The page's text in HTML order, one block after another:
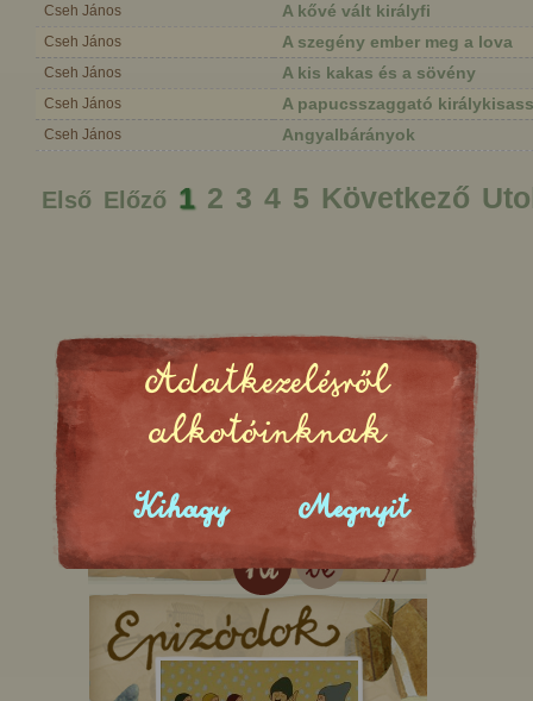
Cseh János A kővé vált királyfi
Cseh János A szegény ember meg a lova
Cseh János A kis kakas és a sövény
Cseh János A papucsszaggató
Cseh János Angyalbárányok
Első Előző 1 2 3 4 5 Következő
Adatkezelésről
alkotóinknak
Kihagy Megnyit